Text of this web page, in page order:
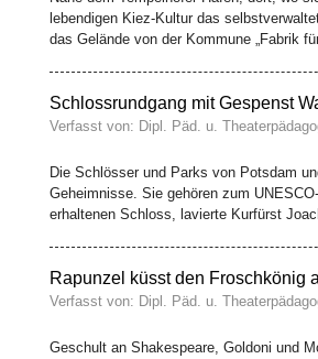
lebendigen Kiez-Kultur das
das Gelände von der Kommune „Fabrik
Schlossrundgang mit Gespenst
Verfasst von: Dipl. Päd. u.
Die Schlösser und Parks von Potsdam
Geheimnisse. Sie gehören zum
erhaltenen Schloss, lavierte Kurfürst
Rapunzel küsst den Froschkönig
Verfasst von: Dipl. Päd. u.
Geschult an Shakespeare, Goldoni und